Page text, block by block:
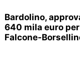
Bardolino,
640 mila euro
Falcone-